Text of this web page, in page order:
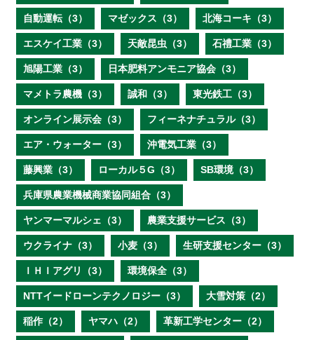
自動運転（3） マゼックス（3） 北海コーキ（3）
エスケイ工業（3） 天敵昆虫（3） 石禮工業（3）
旭陽工業（3） 日本肥料アンモニア協会（3）
マメトラ農機（3） 誠和（3） 東光鉄工（3）
オンライン展示会（3） フィーネナチュラル（3）
エア・ウォーター（3） 沖電気工業（3）
藤興業（3） ローカル５G（3） SB環境（3）
兵庫県農業機械商業協同組合（3）
ヤンマーマルシェ（3） 農業支援サービス（3）
ウクライナ（3） 小麦（3） 生研支援センター（3）
ＩＨＩアグリ（3） 環境保全（3）
NTTイードローンテクノロジー（3） 大雪対策（2）
稲作（2） ヤマハ（2） 革新工学センター（2）